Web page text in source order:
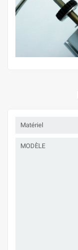
Matériel
MODÈLE